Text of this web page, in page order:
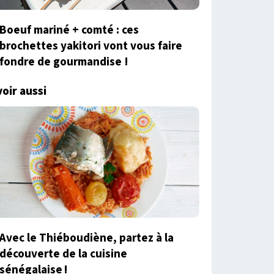
Boeuf mariné + comté : ces
brochettes yakitori vont vous faire
fondre de gourmandise !
aussi
Avec le Thiéboudiène, partez à la
découverte de la cuisine
sénégalaise !